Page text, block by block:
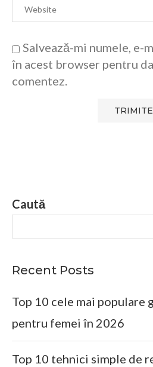
Salvează-mi numele, e-
în acest browser pentru
comentez.
Caută
Recent Posts
Top 10 cele mai populare
pentru femei în 2026
Top 10 tehnici simple de